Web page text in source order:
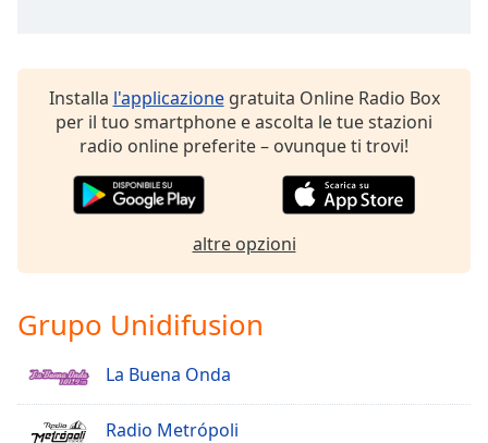
Installa l'applicazionegratuita Online Radio Box
per il tuo smartphone e ascolta le tue stazioni
radio online preferite – ovunque ti trovi!
altre opzioni
Grupo Unidifusion
La Buena Onda
Radio Metrópoli